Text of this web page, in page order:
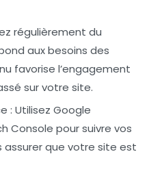
régulièrement du
aux besoins des
favorise l’engagement
sur votre site.
: Utilisez Google
Console pour suivre vos
que votre site est